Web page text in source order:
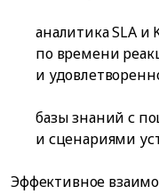
аналитика SLA и
по времени
и
базы знаний с
и сценариями
Эффективное